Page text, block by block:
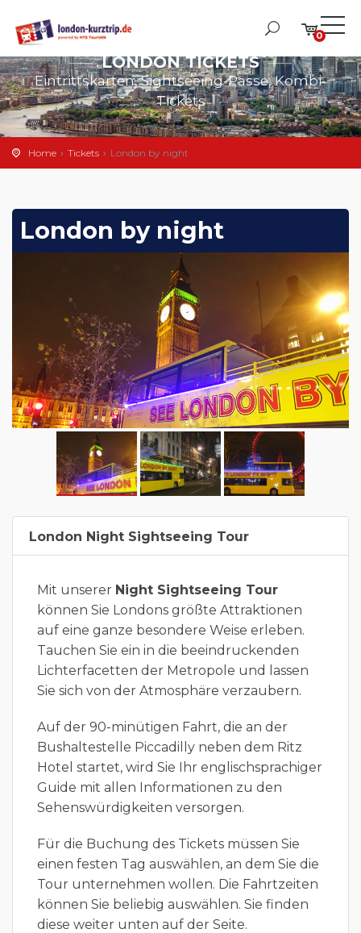
0
LONDON TICKETS
Eintrittskarten, Sightseeing-Pässe, Kombi-
Tickets
Home Tickets London by night
London by night
London Night Sightseeing Tour
Mit unserer Night Sightseeing Tour
können Sie Londons größte Attraktionen
auf eine ganze besondere Weise erleben.
Tauchen Sie ein in die beeindruckenden
Lichterfacetten der Metropole und lassen
Sie sich von der Atmosphäre verzaubern.
Auf der 90-minütigen Fahrt, die an der
Bushaltestelle Piccadilly neben dem Ritz
Hotel startet, wird Sie Ihr englischsprachiger
Guide mit allen Informationen zu den
Sehenswürdigkeiten versorgen.
Für die Buchung des Tickets müssen Sie
einen festen Tag auswählen, an dem Sie die
Tour unternehmen wollen. Die Fahrtzeiten
können Sie beliebig auswählen. Sie finden
diese weiter unten auf der Seite.